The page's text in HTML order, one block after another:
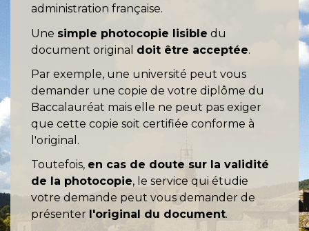
administration française.
Une simple photocopie lisible du
document original doit être acceptée.
Par exemple, une université peut vous
demander une copie de votre diplôme du
Baccalauréat mais elle ne peut pas exiger
que cette copie soit certifiée conforme à
l'original.
Toutefois, en cas de doute sur la validité
de la photocopie, le service qui étudie
votre demande peut vous demander de
présenter l'original du document.